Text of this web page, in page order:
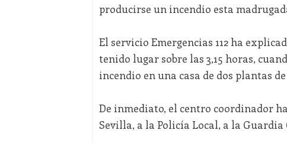
producirse un incendio esta
El servicio Emergencias 112 ha
tenido lugar sobre las 3,15 horas,
incendio en una casa de dos plantas
De inmediato, el centro coordinador
Sevilla, a la Policía Local, a la